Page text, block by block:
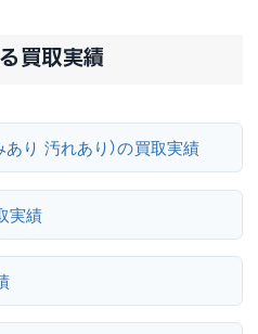
買取実績
り 汚れあり）の買取実績
実績